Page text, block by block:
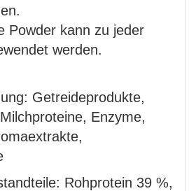
Powder kann zu jeder
werden.
Getreideprodukte,
Enzyme,
Rohprotein 39 %,